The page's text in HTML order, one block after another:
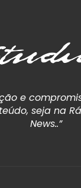
e
seja na
News..”